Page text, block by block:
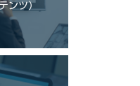
ンツ）